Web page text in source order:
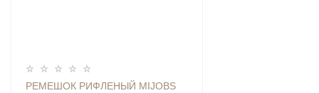
РЕМЕШОК РИФЛЕНЫЙ MIJOBS